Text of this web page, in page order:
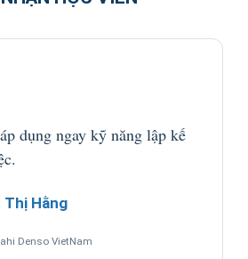
dụng ngay kỹ năng lập kế
Thị Hằng
Denso VietNam